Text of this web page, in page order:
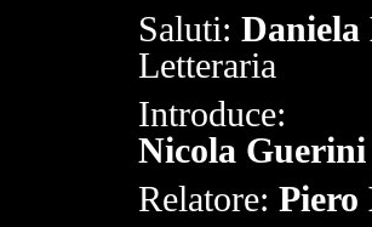
Saluti:
Letteraria
Introduce:
Nicola Guerini
Relatore: